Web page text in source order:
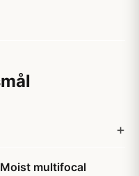
multifocal